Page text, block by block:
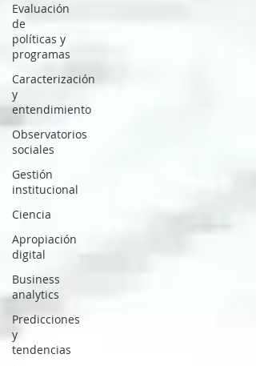
Evaluación
de
políticas y
programas
Caracterización
y
entendimiento
Observatorios
sociales
Gestión
institucional
Ciencia
Apropiación
digital
Business
analytics
Predicciones
y
tendencias